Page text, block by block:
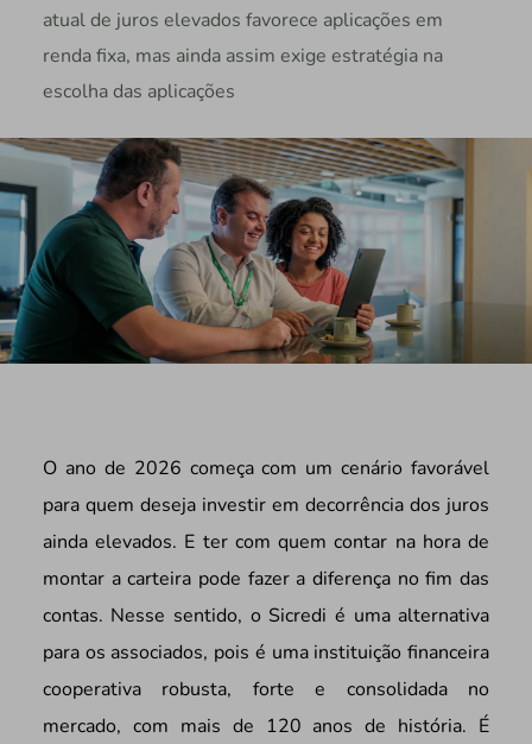
atual de juros elevados favorece aplicações em
renda fixa, mas ainda assim exige estratégia na
escolha das aplicações
O ano de 2026 começa com um cenário favorável
para quem deseja investir em decorrência dos juros
ainda elevados. E ter com quem contar na hora de
montar a carteira pode fazer a diferença no fim das
contas. Nesse sentido, o Sicredi é uma alternativa
para os associados, pois é uma instituição financeira
cooperativa robusta, forte e consolidada no
mercado, com mais de 120 anos de história. É